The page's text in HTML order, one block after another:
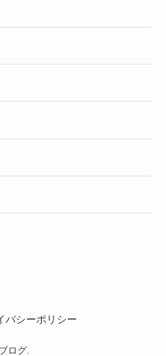
バシーポリシー
ログ.